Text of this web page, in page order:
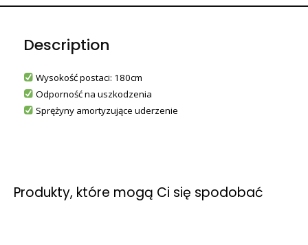
Description
Wysokość postaci: 180cm
Odporność na uszkodzenia
Sprężyny amortyzujące uderzenie
Produkty, które mogą Ci się spodobać